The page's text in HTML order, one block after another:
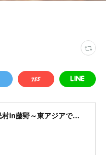
東アジア地球市民村in藤野～東アジアで醸成する地球市民意識～